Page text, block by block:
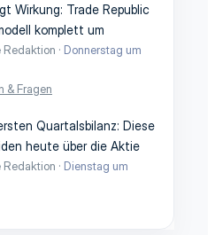
Wirkung: Trade Republic
komplett um
Redaktion
Donnerstag um
& Fragen
Quartalsbilanz: Diese
heute über die Aktie
Redaktion
Dienstag um